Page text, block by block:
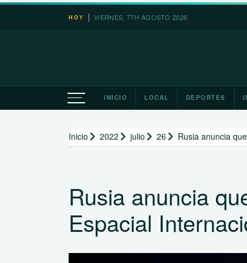
Saltar
HOY VIERNES, 7TH AGOSTO 2026
INICIO LOCAL DEPORTES
Inicio 2022 julio 26 Rusia anuncia
Rusia anuncia
Espacial